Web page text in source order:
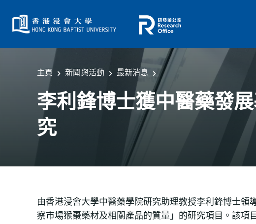
主頁 新聞與活動 最新消息
李利鋒博士獲中醫藥發
究
由香港浸會大學中醫藥學院研究助理教授李利鋒博士
察市場猴棗藥材及相關產品的質量」的研究項目。該項